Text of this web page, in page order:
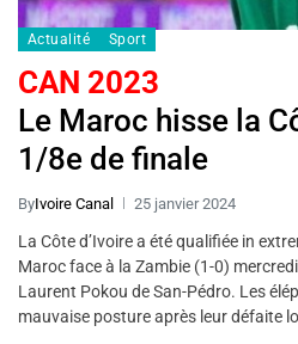
Actualité Sport
CAN 2023
Le Maroc hisse la
1/8e de finale
ByIvoire Canal 25 janvier 2024
La Côte d’Ivoire a été qualifiée in
Maroc face à la Zambie (1-0)
Laurent Pokou de San-Pédro. Les
mauvaise posture après leur défaite